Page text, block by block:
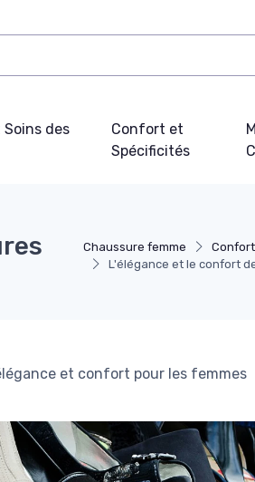
des
Confort et
Spécificités
Chaussure femme
L'élégance et le confort
et confort pour les femmes